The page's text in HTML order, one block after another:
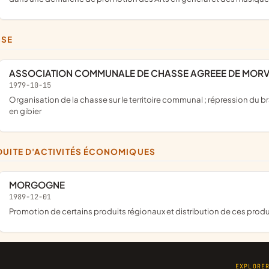
ASSOCIATION COMMUNALE DE CHASSE AGREEE DE
1979-10-15
organisation de la chasse sur le territoire communal ; répression du braconnage ; destruction des animaux nuisibles ; repeuplement
en gibier
D'ACTIVITÉS ÉCONOMIQUES
MORGOGNE
1989-12-01
promotion de certains produits régionaux et distribution de ces